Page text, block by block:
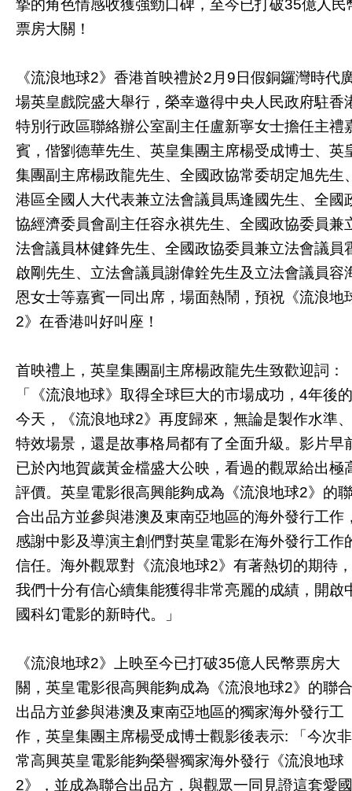
摯的角色情感收獲強勁口碑，至今已打破35億人民
票房大關！
《流浪地球2》香港首映禮於2月9日假銅鑼灣時代
場英皇戲院盛大舉行，榮幸邀得中央人民政府駐香
特別行政區聯絡辦公室副主任盧新寧女士擔任主禮
賓，偕劉德華先生、英皇集團主席楊受成博士、英
集團副主席楊政龍先生、全國政協常委胡定旭先生
港區全國人大代表兼立法會議員馬逢國先生、全國
協經濟委員會副主任容永祺先生、全國政協委員兼
法會議員林健鋒先生、全國政協委員兼立法會議員
啟剛先生、立法會議員謝偉銓先生及立法會議員容
恩女士等嘉賓一同出席，場面熱鬧，預祝《流浪地
2》在香港叫好叫座！
首映禮上，英皇集團副主席楊政龍先生致歡迎詞：
「《流浪地球》取得全球巨大的市場成功，4年後的
今天，《流浪地球2》再度歸來，無論是製作水準、
特效場景，還是故事格局都有了全面升級。影片早
已於內地賀歲黃金檔盛大公映，看過的觀眾給出極
評價。英皇電影很高興能夠成為《流浪地球2》的聯
合出品方並參與港澳及東南亞地區的海外發行工作
感謝中影及導演主創們對英皇電影在海外發行工作
信任。海外觀眾對《流浪地球2》有著熱切的期待，
我們十分有信心續集能獲得非常亮麗的成績，開啟
國科幻電影的新時代。」
《流浪地球2》上映至今已打破35億人民幣票房大
關，英皇電影很高興能夠成為《流浪地球2》的聯合
出品方並參與港澳及東南亞地區的獨家海外發行工
作，英皇集團主席楊受成博士觀影後表示: 「今次非
常高興英皇電影能夠榮譽獨家海外發行《流浪地球
2》，並成為聯合出品方，與觀眾一同見證這套愛國